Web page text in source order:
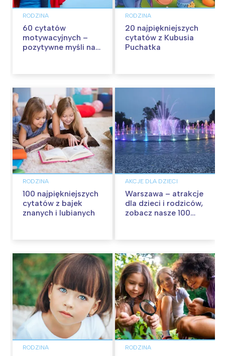
RODZINA
60 cytatów
motywacyjnych –
pozytywne myśli na
RODZINA
20 najpiękniejszych
cytatów z Kubusia
Puchatka
RODZINA
100 najpiękniejszych
cytatów z bajek
znanych i lubianych
AKCJE DLA DZIECI
Warszawa – atrakcje
dla dzieci i rodziców,
zobacz nasze 100
RODZINA RODZINA